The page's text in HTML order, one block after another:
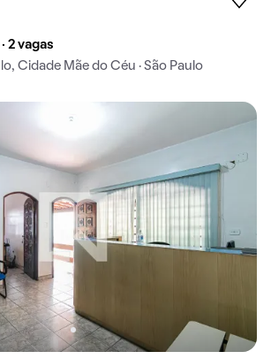
2 vagas
Cidade Mãe do Céu · São Paulo